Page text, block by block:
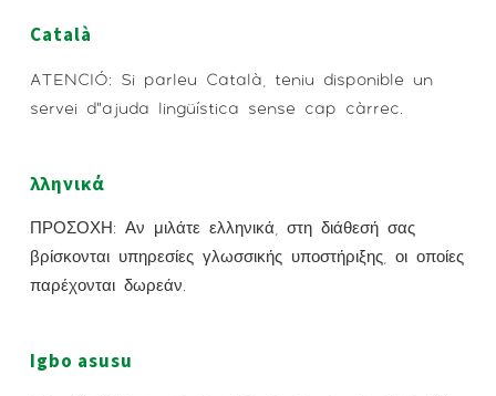
Català
ATENCIÓ: Si parleu Català, teniu disponible un
servei d”ajuda lingüística sense cap càrrec.
λληνικά
ΠΡΟΣΟΧΗ: Αν μιλάτε ελληνικά, στη διάθεσή σας
βρίσκονται υπηρεσίες γλωσσικής υποστήριξης, οι οποίες
παρέχονται δωρεάν.
Igbo asusu